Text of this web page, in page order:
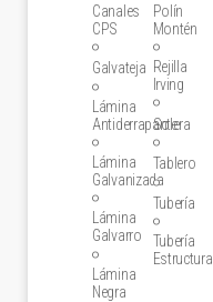
Canales
CPS
Galvateja
Lámina
Antiderrapante
Lámina
Galvanizada
Lámina
Galvarro
Lámina
Negra
Polín
Montén
Rejilla
Irving
Solera
Tablero
Tubería
Tubería
Estructural